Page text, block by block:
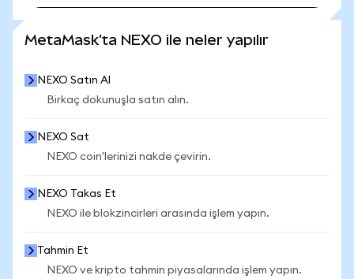
MetaMask'ta NEXO ile neler yapılır
NEXO Satın Al
Birkaç dokunuşla satın alın.
NEXO Sat
NEXO coin'lerinizi nakde çevirin.
NEXO Takas Et
NEXO ile blokzincirleri arasında işlem yapın.
Tahmin Et
NEXO ve kripto tahmin piyasalarında işlem yapın.